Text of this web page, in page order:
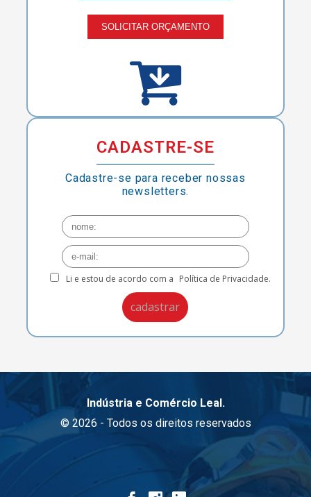
SOLICITAR ORÇAMENTO
CADASTRE-SE
Cadastre-se para receber nossas
newsletters.
Li e estou de acordo com a Política de Privacidade.
Indústria e Comércio Leal.
© 2026 - Todos os direitos reservados